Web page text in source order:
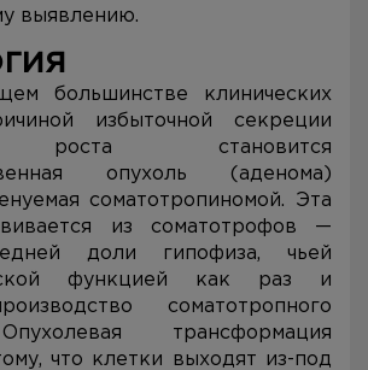
выявлению.
большинстве клинических
избыточной секреции
роста становится
опухоль (аденома)
соматотропиномой. Эта
из соматотрофов —
доли гипофиза, чьей
функцией как раз и
соматотропного
трансформация
что клетки выходят из-под